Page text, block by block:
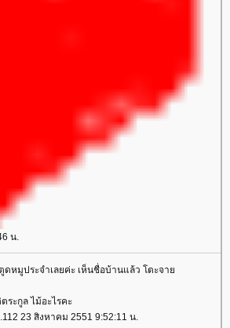
น.
ตูดหมูประจำเลยค่ะ เห็นชื่อบ้านแล้ว โตะจา
ระกูล ไม้อะไรคะ
23 สิงหาคม 2551 9:52:11 น.